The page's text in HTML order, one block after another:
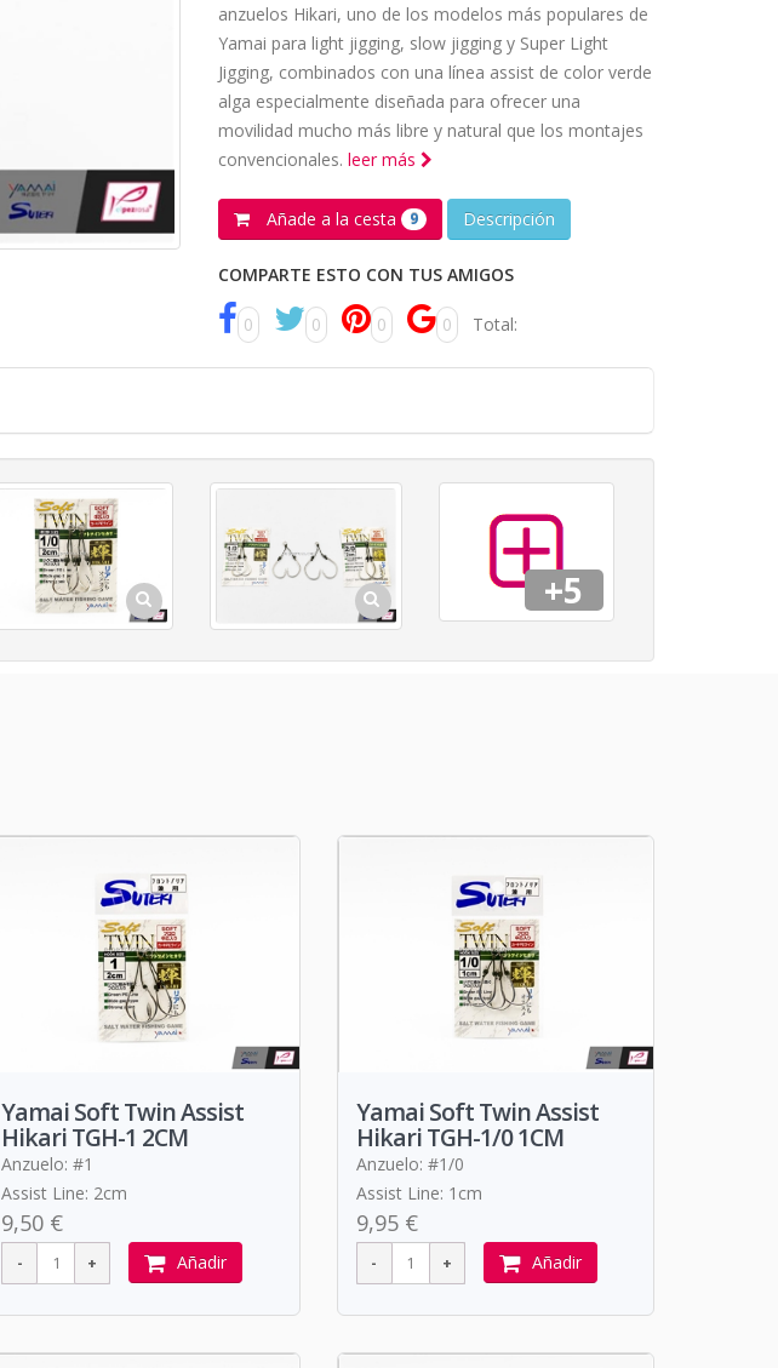
anzuelos Hikari, uno de los modelos más populares de
Yamai para light jigging, slow jigging y Super Light
Jigging, combinados con una línea assist de color verde
alga especialmente diseñada para ofrecer una
movilidad mucho más libre y natural que los montajes
convencionales. leer más
Añade a la cesta 9 Descripción
COMPARTE ESTO CON TUS AMIGOS
0 0 0 0 Total:
+5
Yamai Soft Twin Assist
Hikari TGH-1 2CM
Anzuelo: #1
Assist Line: 2cm
9,50 €
Añadir
Yamai Soft Twin Assist
Hikari TGH-1/0 1CM
Anzuelo: #1/0
Assist Line: 1cm
9,95 €
Añadir